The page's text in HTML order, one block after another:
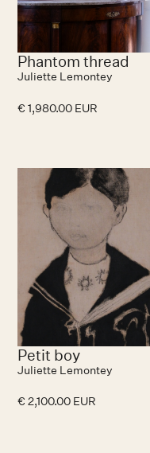
Phantom thread
Juliette Lemontey
€ 1,980.00 EUR
Petit boy
Juliette Lemontey
€ 2,100.00 EUR